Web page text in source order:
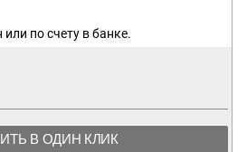
по счету в банке.
В ОДИН КЛИК